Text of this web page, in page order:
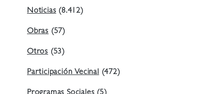
Noticias(8.412)
Obras (57)
Otros (53)
Participación Vecinal(472)